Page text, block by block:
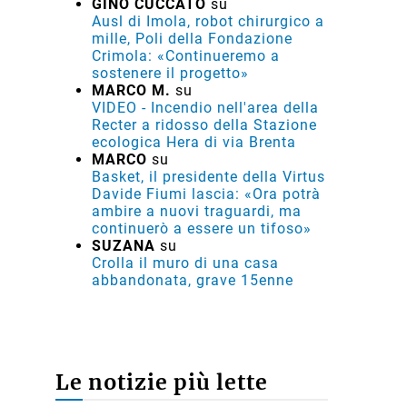
GINO CUCCATO su
Ausl di Imola, robot chirurgico a
mille, Poli della Fondazione
Crimola: «Continueremo a
sostenere il progetto»
MARCO M. su
VIDEO - Incendio nell'area della
Recter a ridosso della Stazione
ecologica Hera di via Brenta
MARCO su
Basket, il presidente della Virtus
Davide Fiumi lascia: «Ora potrà
ambire a nuovi traguardi, ma
continuerò a essere un tifoso»
SUZANA su
Crolla il muro di una casa
abbandonata, grave 15enne
Le notizie più lette